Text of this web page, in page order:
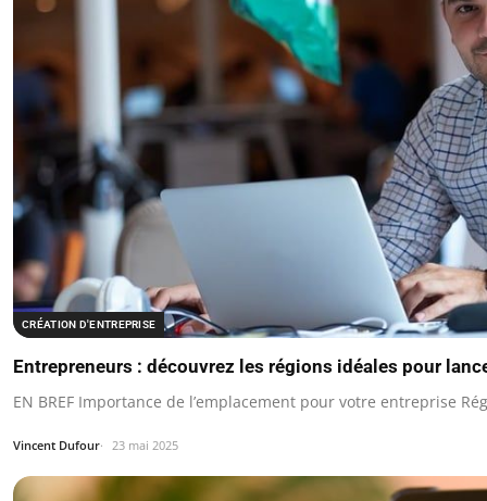
CRÉATION D'ENTREPRISE
Entrepreneurs : découvrez les régions idéales pour
EN BREF Importance de l’emplacement pour votre entreprise
Vincent Dufour 23 mai 2025